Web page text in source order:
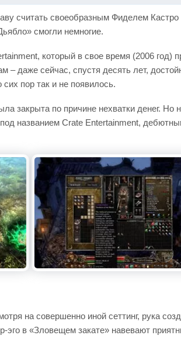
считать своеобразным Фиделем
смогли немногие.
который в свое время (2006 год)
– даже сейчас, спустя десять лет,
пор так и не появилось.
закрыта по причине нехватки денег.
названием Crate Entertainment,
на совершенно иной сеттинг, рука
эго в «Зловещем закате» навевают